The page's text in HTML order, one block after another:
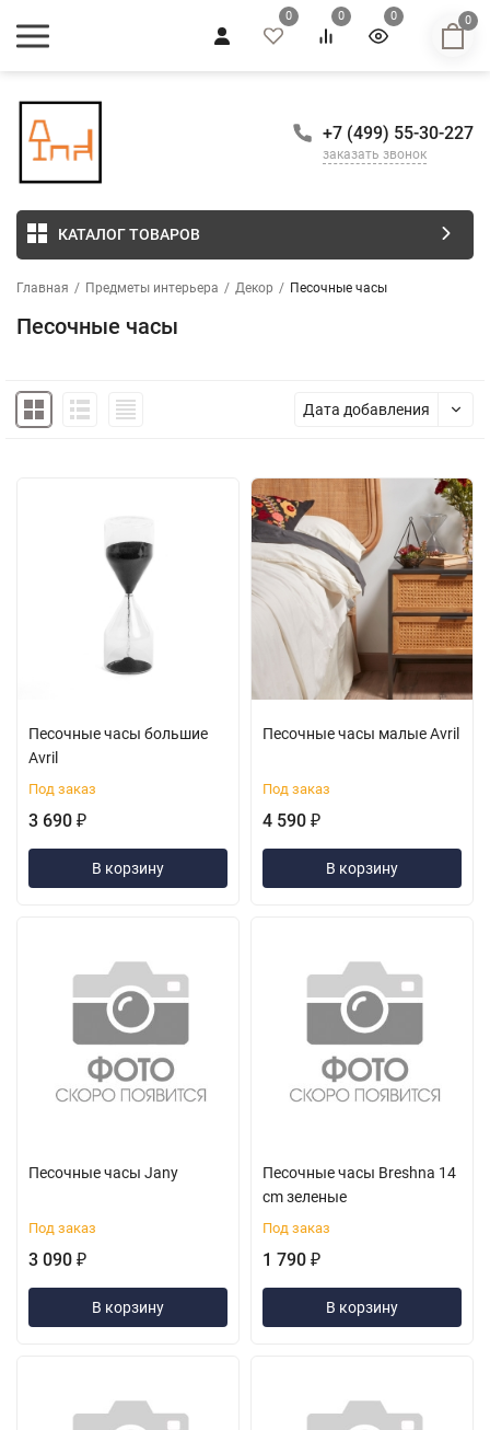
0 0 0 0
+7 (499) 55-30-227
заказать звонок
КАТАЛОГ ТОВАРОВ
Главная / Предметы интерьера / Декор / Песочные часы
Песочные часы
Дата добавления
Песочные часы большие
Avril
Под заказ
3 690 ₽
В корзину
Песочные часы малые Avril
Под заказ
4 590 ₽
В корзину
Песочные часы Jany
Под заказ
3 090 ₽
В корзину
Песочные часы Breshna 14
cm зеленые
Под заказ
1 790 ₽
В корзину